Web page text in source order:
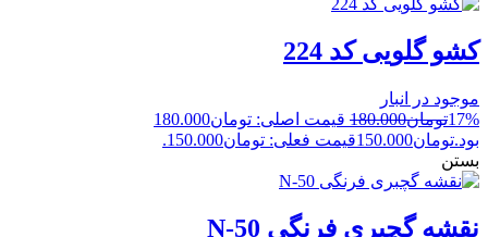
کشو گلویی کد 224
موجود در انبار
17%تومان180.000
قیمت اصلی: تومان180.000
بود.تومان150.000قیمت فعلی: تومان150.000.
بستن
نقشه گچبری فرنگی N-50